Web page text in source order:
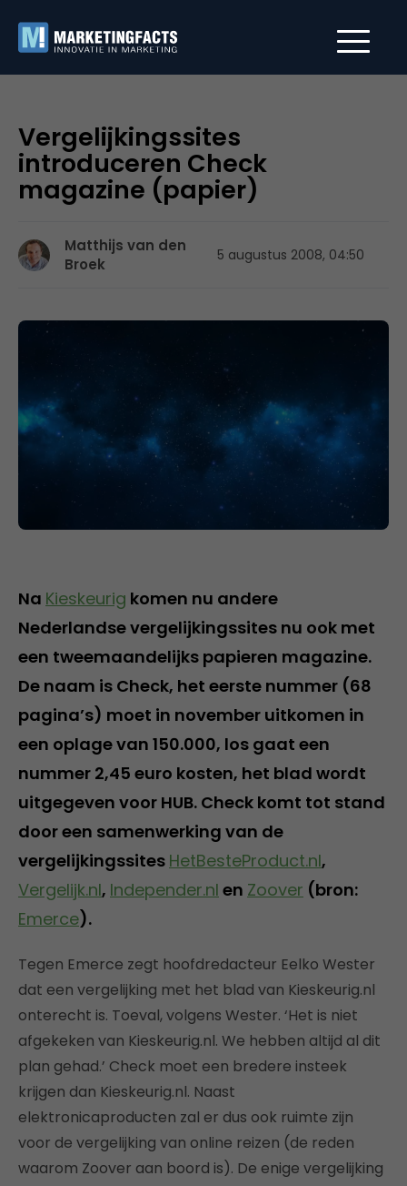
Vergelijkingssites
introduceren Check
magazine (papier)
Matthijs van den
Broek
5 augustus 2008, 04:50
Na Kieskeurig komen nu andere
Nederlandse vergelijkingssites nu ook met
een tweemaandelijks papieren magazine.
De naam is Check, het eerste nummer (68
pagina’s) moet in november uitkomen in
een oplage van 150.000, los gaat een
nummer 2,45 euro kosten, het blad wordt
uitgegeven voor HUB. Check komt tot stand
door een samenwerking van de
vergelijkingssites HetBesteProduct.nl,
Vergelijk.nl, Independer.nl en Zoover (bron:
Emerce).
Tegen Emerce zegt hoofdredacteur Eelko Wester
dat een vergelijking met het blad van Kieskeurig.nl
onterecht is. Toeval, volgens Wester. ‘Het is niet
afgekeken van Kieskeurig.nl. We hebben altijd al dit
plan gehad.’ Check moet een bredere insteek
krijgen dan Kieskeurig.nl. Naast
elektronicaproducten zal er dus ook ruimte zijn
voor de vergelijking van online reizen (de reden
waarom Zoover aan boord is). De enige vergelijking